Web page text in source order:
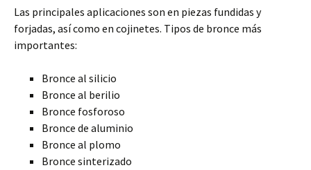
Las principales aplicaciones son en piezas fundidas y
forjadas, así como en cojinetes. Tipos de bronce más
importantes:
Bronce al silicio
Bronce al berilio
Bronce fosforoso
Bronce de aluminio
Bronce al plomo
Bronce sinterizado